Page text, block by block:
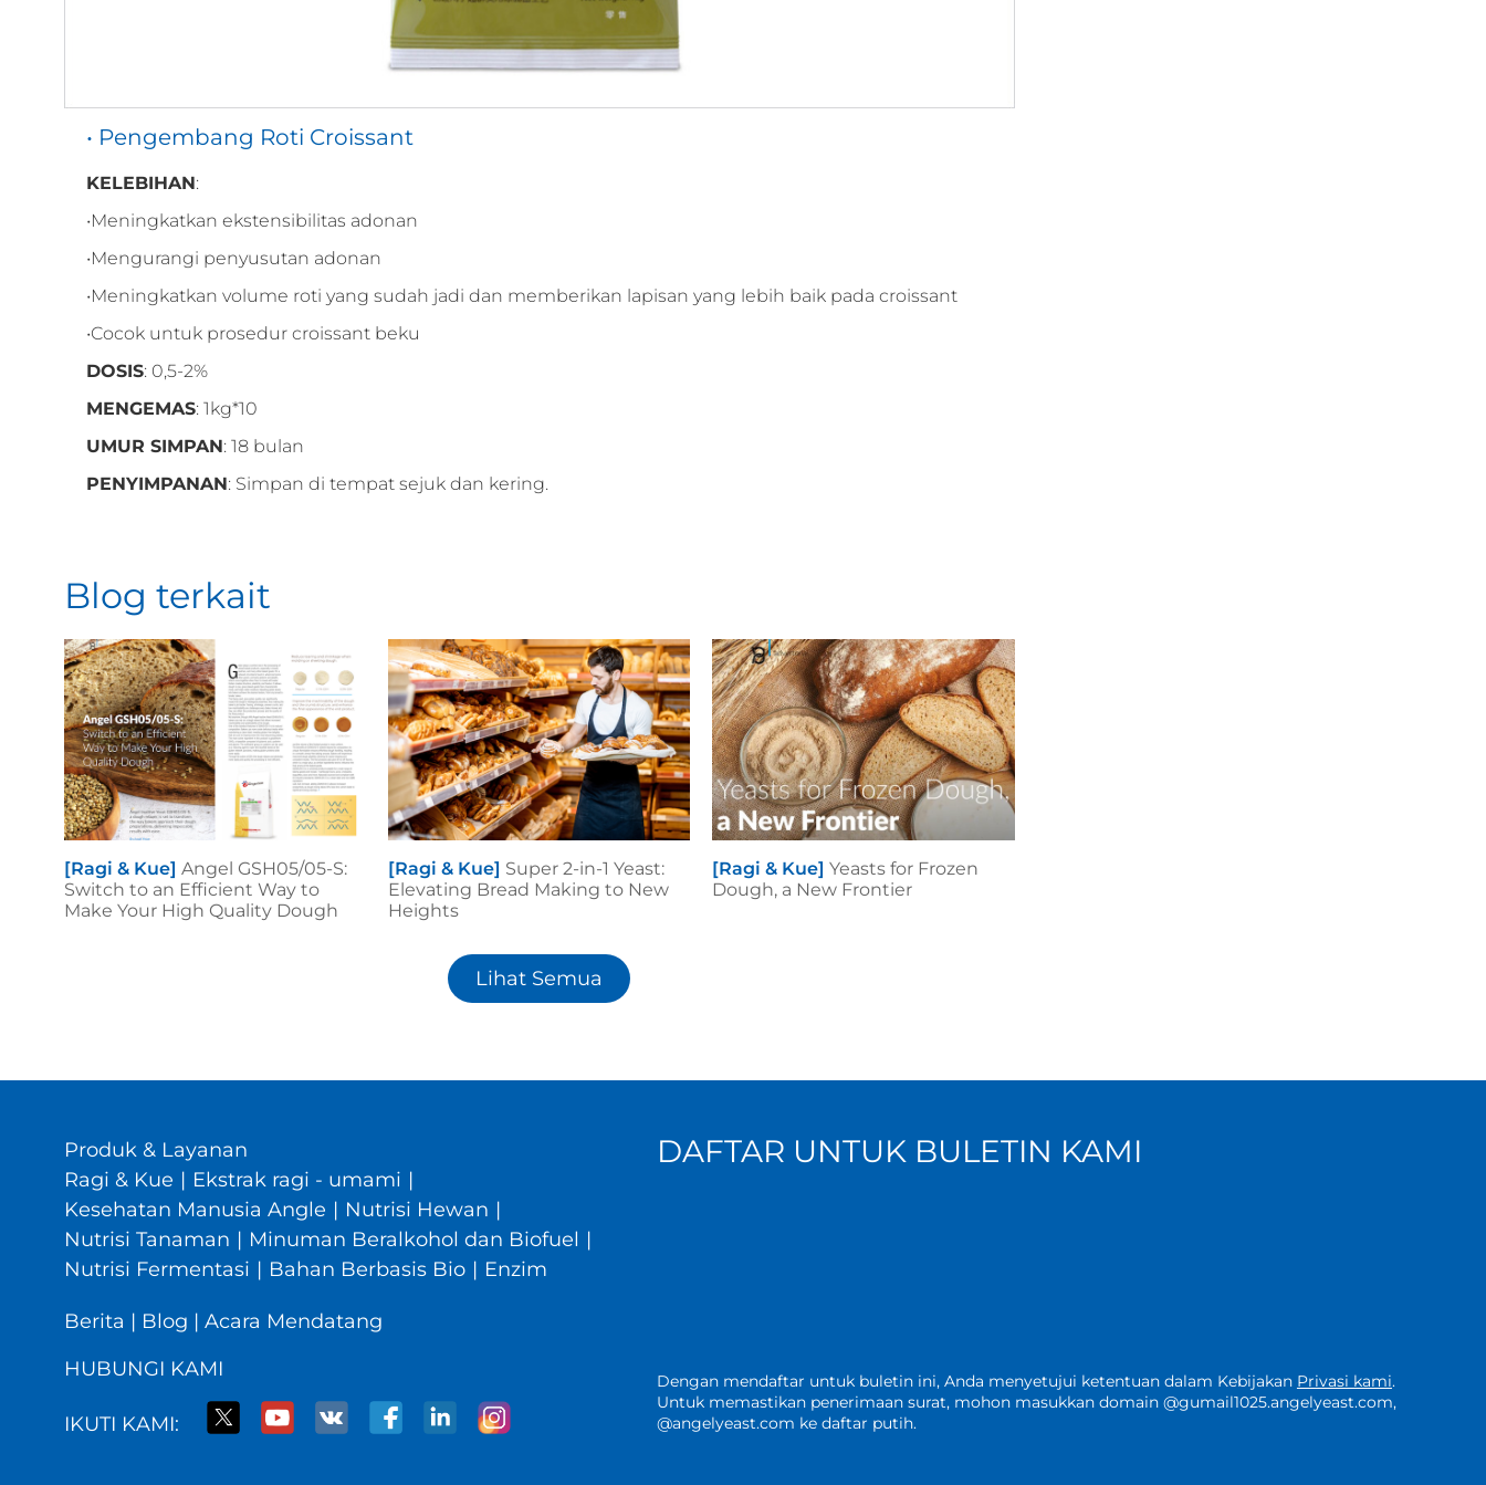
• Pengembang Roti Croissant
KELEBIHAN:
•Meningkatkan ekstensibilitas adonan
•Mengurangi penyusutan adonan
•Meningkatkan volume roti yang sudah jadi dan memberikan lapisan yang lebih baik pada croissant
•Cocok untuk prosedur croissant beku
DOSIS: 0,5-2%
MENGEMAS: 1kg*10
UMUR SIMPAN: 18 bulan
PENYIMPANAN: Simpan di tempat sejuk dan kering.
Blog terkait
[Ragi & Kue] Angel GSH05/05-S:
Switch to an Efficient Way to
Make Your High Quality Dough
[Ragi & Kue] Super 2-in-1 Yeast:
Elevating Bread Making to New
Heights
[Ragi & Kue] Yeasts for Frozen
Dough, a New Frontier
Lihat Semua
Produk & Layanan
Ragi & Kue | Ekstrak ragi - umami |
Kesehatan Manusia Angle | Nutrisi Hewan |
Nutrisi Tanaman | Minuman Beralkohol dan Biofuel |
Nutrisi Fermentasi | Bahan Berbasis Bio | Enzim
Berita | Blog | Acara Mendatang
HUBUNGI KAMI
IKUTI KAMI:
DAFTAR UNTUK BULETIN KAMI
Dengan mendaftar untuk buletin ini, Anda menyetujui ketentuan dalam Kebijakan Privasi kami.
Untuk memastikan penerimaan surat, mohon masukkan domain @gumail1025.angelyeast.com,
@angelyeast.com ke daftar putih.